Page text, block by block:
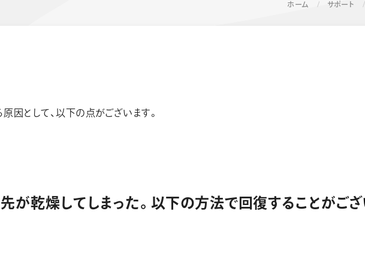
ホーム サポート
因として、以下の点がございます。
が乾燥してしまった。以下の方法で回復することがござ